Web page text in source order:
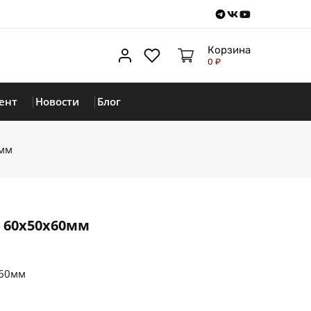
Telegram
VKontakte
Youtube
Личный кабинет
ИзбранноеКорзина
0 ₽
Новости Блог